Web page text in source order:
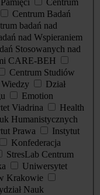
Centrum Badań
badań nad
nad Wspieraniem
Stosowanych nad
CARE-BEH
Centrum Studiów
Dział
Emotion
Viadrina
Health
Humanistycznych
Prawa
Instytut
Konfederacja
StresLab Centrum
Uniwersytet
Krakowie
Nauk